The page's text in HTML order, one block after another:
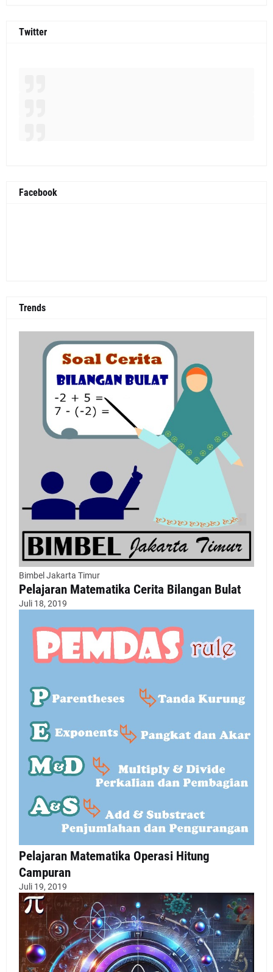
Twitter
Facebook
Trends
Bimbel Jakarta Timur
Pelajaran Matematika Cerita Bilangan Bulat
Juli 18, 2019
Pelajaran Matematika Operasi Hitung
Campuran
Juli 19, 2019